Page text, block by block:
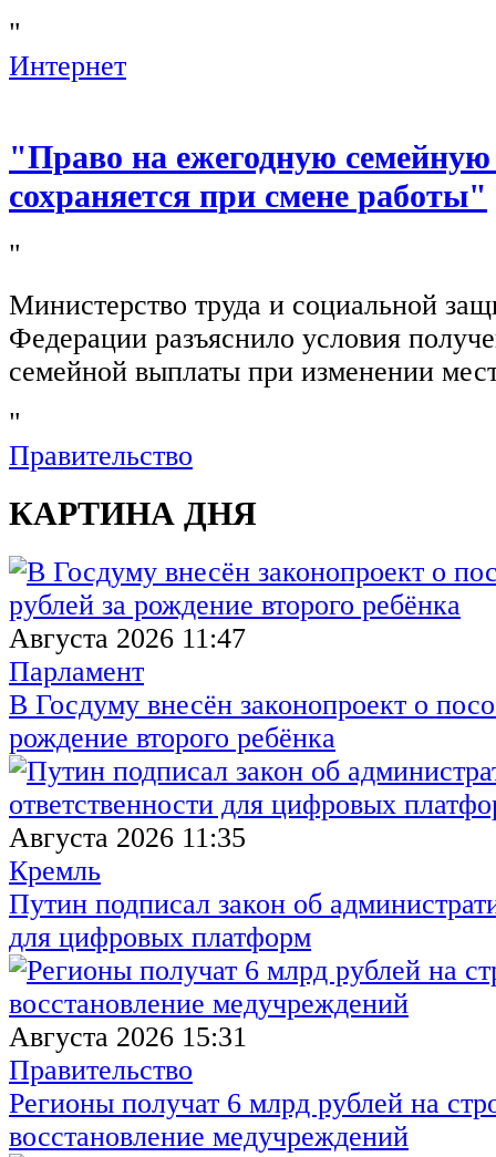
"
Интернет
"Право на ежегодную
сохраняется при смене работы"
"
Министерство труда и социальной
Федерации разъяснило условия
семейной выплаты при изменении
"
Правительство
КАРТИНА ДНЯ
Августа 2026 11:47
Парламент
В Госдуму внесён законопроект о
рождение второго ребёнка
Августа 2026 11:35
Кремль
Путин подписал закон об
для цифровых платформ
Августа 2026 15:31
Правительство
Регионы получат 6 млрд рублей на
восстановление медучреждений